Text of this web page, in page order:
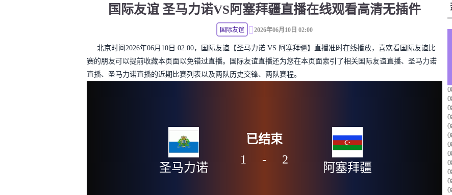
国际友谊 圣马力诺VS阿塞拜疆直播在线观看高清无插件
国际友谊 2026年06月10日 02:00
北京时间2026年06月10日 02:00，国际友谊【圣马力诺 VS 阿塞拜疆】直播准时在线播放，喜欢看国际友谊比
赛的朋友可以提前收藏本页面以免错过直播。国际友谊直播还为您在本页面索引了相关国际友谊直播、圣马力诺
直播、圣马力诺直播的近期比赛列表以及两队历史交锋、两队赛程。
圣马力诺
1 - 2
已结束
阿塞拜疆